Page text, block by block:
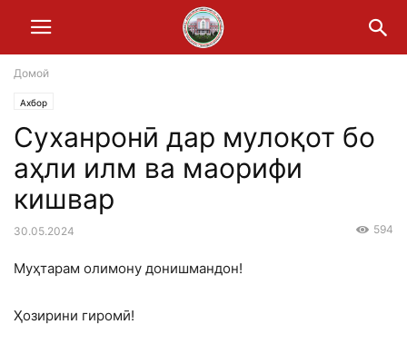
Домой
Ахбор
Суханронӣ дар мулоқот бо
аҳли илм ва маорифи
кишвар
30.05.2024 594
Муҳтарам олимону донишмандон!
Ҳозирини гиромӣ!